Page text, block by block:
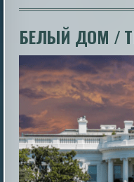
БЕЛЫЙ ДОМ /